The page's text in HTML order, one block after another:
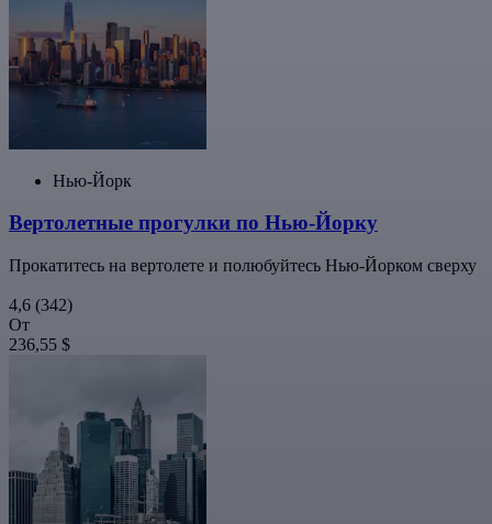
Нью-Йорк
Вертолетные прогулки по Нью-Йорку
Прокатитесь на вертолете и полюбуйтесь Нью-Йорком сверху
4,6 (342)
От
236,55 $